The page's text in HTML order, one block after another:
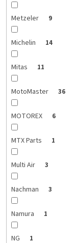
Metzeler 9
Michelin 14
Mitas 11
MotoMaster 36
MOTOREX 6
MTX Parts 1
Multi Air 3
Nachman 3
Namura 1
NG 1